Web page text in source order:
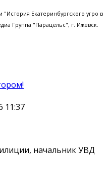
"История Екатеринбургского угро в
Группа "Парацельс", г. Ижевск.
11:37
начальник УВД